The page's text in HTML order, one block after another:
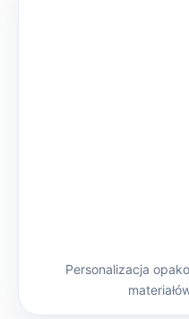
Personalizacja